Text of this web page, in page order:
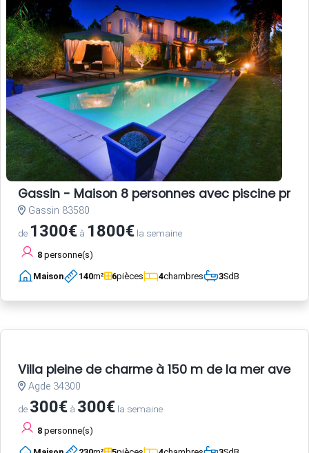
Gassin - Maison 8 personnes avec piscine
Gassin 83580
de 1300€ à 1800€ la semaine
8 personne(s)
Maison 140m² 6pièces 4chambres 3SdB
Villa pleine de charme à 150 m de la mer avec
Agde 34300
de 300€ à 300€ la semaine
8 personne(s)